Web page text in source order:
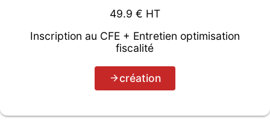
49.9 € HT
Inscription au CFE + Entretien optimisation
fiscalité
création